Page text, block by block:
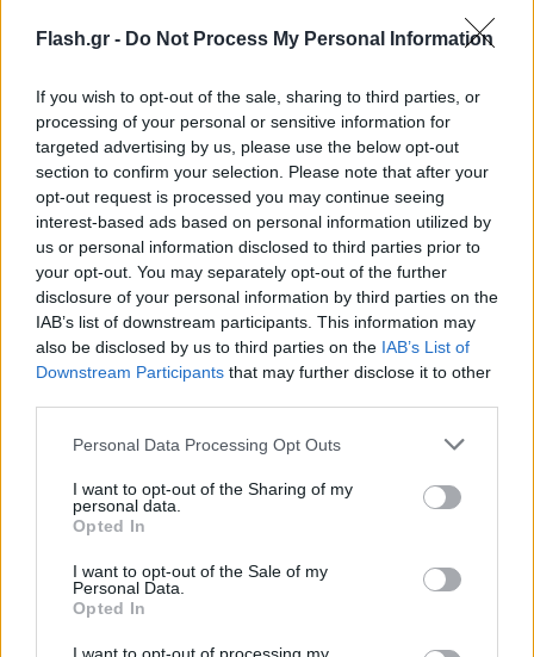
Flash.gr - Do Not Process My Personal Information
If you wish to opt-out of the sale, sharing to third parties, or
processing of your personal or sensitive information for
targeted advertising by us, please use the below opt-out
section to confirm your selection. Please note that after your
opt-out request is processed you may continue seeing
interest-based ads based on personal information utilized by
us or personal information disclosed to third parties prior to
your opt-out. You may separately opt-out of the further
disclosure of your personal information by third parties on the
IAB’s list of downstream participants. This information may
also be disclosed by us to third parties on the IAB’s List of
Downstream Participants that may further disclose it to other
Please note that this website/app uses one or more Google
not limited to your visit or usage behaviour. You may click to
grant or deny consent to Google and its third-party tags to
use your data for below specified purposes in below Google
consent section.
Personal Data Processing Opt Outs
I want to opt-out of the Sharing of my
personal data.
Opted In
I want to opt-out of the Sale of my
Personal Data.
Opted In
“Με την κινητικότητα ενός αεροπλάνου αυτού του
τύπου, η ζώνη κινδύνου είναι πολύ μεγαλύτερη
ανάρτησή της στο Facebook η τοπική αστυνομία.